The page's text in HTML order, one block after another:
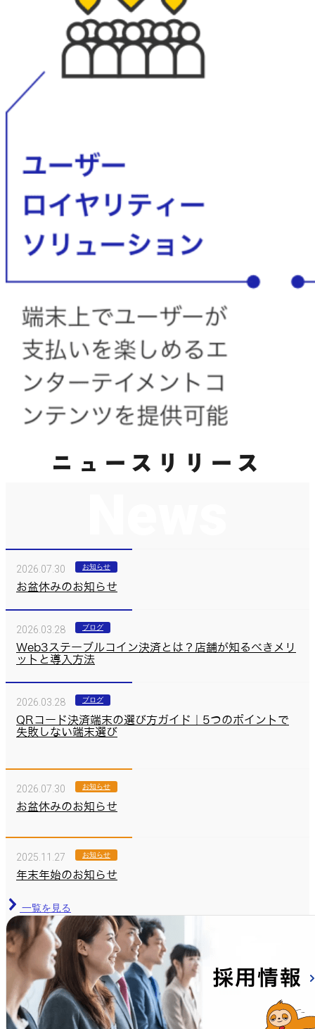
ニュースリリース
2026.07.30 お知らせ
お盆休みのお知らせ
2026.03.28 ブログ
Web3ステーブルコイン決済とは？店舗が知るべきメリ
ットと導入方法
2026.03.28 ブログ
QRコード決済端末の選び方ガイド｜5つのポイントで
失敗しない端末選び
2026.07.30 お知らせ
お盆休みのお知らせ
2025.11.27 お知らせ
年末年始のお知らせ
⼀覧を⾒る